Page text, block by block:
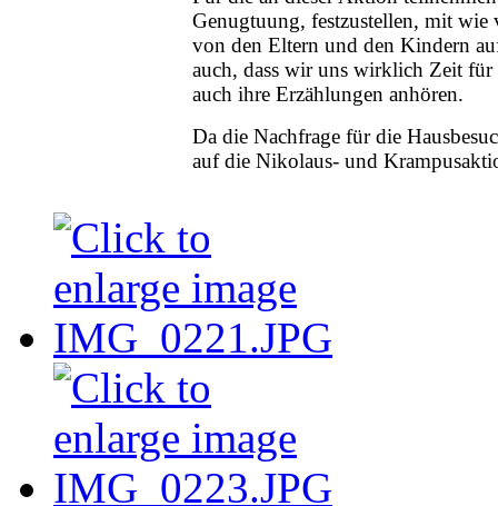
Genugtuung, festzustellen, mit wie
von den Eltern und den Kindern
auch, dass wir uns wirklich Zeit
auch ihre Erzählungen anhören.
Da die Nachfrage für die
auf die Nikolaus- und